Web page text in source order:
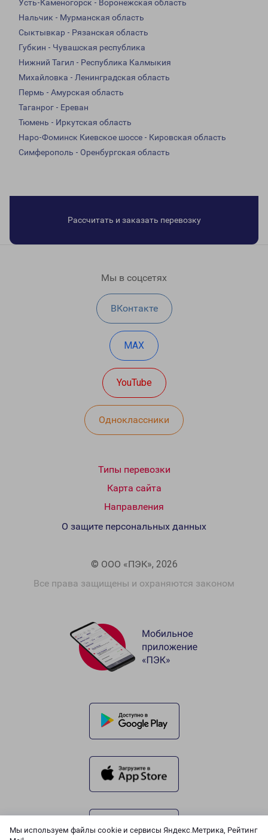
Мы используем файлы cookie и сервисы Яндекс.Метрика, Рейтинг
Усть-Каменогорск - Воронежская область
Нальчик - Мурманская область
Сыктывкар - Рязанская область
Губкин - Чувашская республика
Нижний Тагил - Республика Калмыкия
Михайловка - Ленинградская область
Пермь - Амурская область
Таганрог - Ереван
Тюмень - Иркутская область
Наро-Фоминск Киевское шоссе - Кировская область
Симферополь - Оренбургская область
Рассчитать и заказать перевозку
Мы в соцсетях
ВКонтакте
MAX
YouTube
Одноклассники
Типы перевозки
Карта сайта
Направления
© ООО «ПЭК», 2026
Все права защищены и охраняются законом
О защите персональных данных